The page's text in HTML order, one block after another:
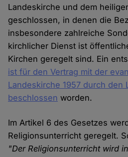
Landeskirche und dem
geschlossen, in denen die
insbesondere zahlreiche
kirchlicher Dienst ist
Kirchen geregelt sind. Ein
ist für den Vertrag mit der
Landeskirche 1957 durch den
beschlossen worden.
Im Artikel 6 des Gesetzes
Religionsunterricht geregelt.
"Der Religionsunterricht wird